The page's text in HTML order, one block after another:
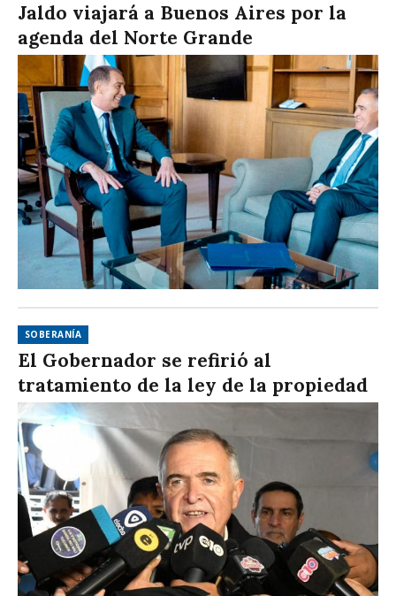
Jaldo viajará a Buenos Aires por la
agenda del Norte Grande
SOBERANÍA
El Gobernador se refirió al
tratamiento de la ley de la propiedad